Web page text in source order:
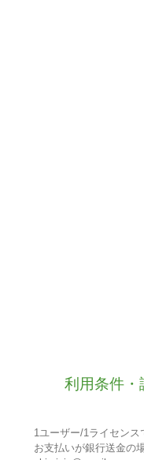
利用条件・
1ユーザー/1ライセンス
お支払いが銀行送金の